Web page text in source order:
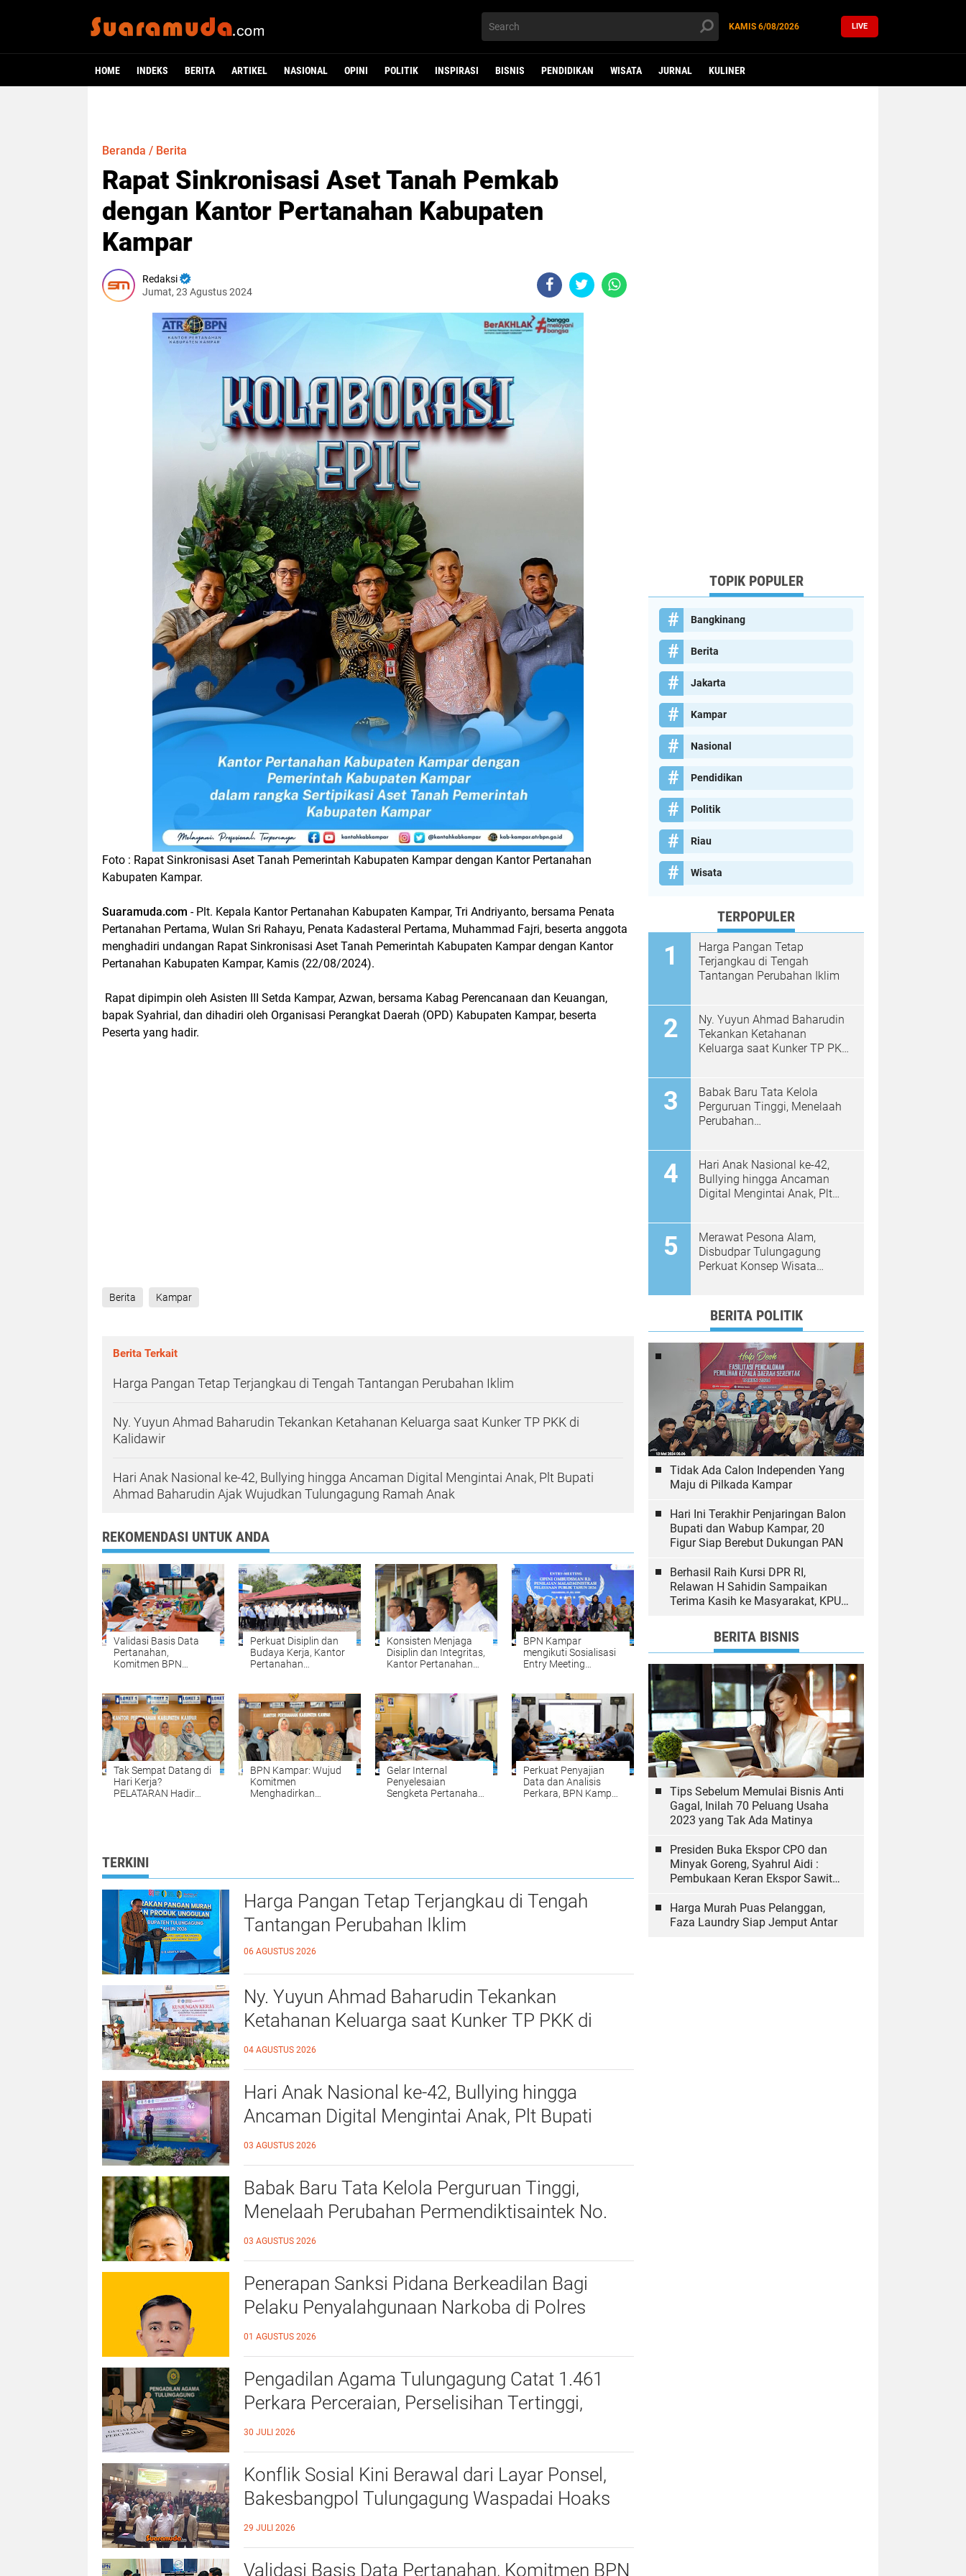
KAMIS 6/08/2026 LIVE
HOME INDEKS BERITA ARTIKEL NASIONAL OPINI POLITIK INSPIRASI BISNIS PENDIDIKAN WISATA JURNAL KULINER
Beranda / Berita
Rapat Sinkronisasi Aset Tanah Pemkab
dengan Kantor Pertanahan Kabupaten
Kampar
Redaksi
Jumat, 23 Agustus 2024
Foto : Rapat Sinkronisasi Aset Tanah Pemerintah Kabupaten Kampar dengan Kantor Pertanahan
Kabupaten Kampar.
Suaramuda.com - Plt. Kepala Kantor Pertanahan Kabupaten Kampar, Tri Andriyanto, bersama Penata
Pertanahan Pertama, Wulan Sri Rahayu, Penata Kadasteral Pertama, Muhammad Fajri, beserta anggota
menghadiri undangan Rapat Sinkronisasi Aset Tanah Pemerintah Kabupaten Kampar dengan Kantor
Pertanahan Kabupaten Kampar, Kamis (22/08/2024).
Rapat dipimpin oleh Asisten III Setda Kampar, Azwan, bersama Kabag Perencanaan dan Keuangan,
bapak Syahrial, dan dihadiri oleh Organisasi Perangkat Daerah (OPD) Kabupaten Kampar, beserta
Peserta yang hadir.
Berita Kampar
Berita Terkait
Harga Pangan Tetap Terjangkau di Tengah Tantangan Perubahan Iklim
Ny. Yuyun Ahmad Baharudin Tekankan Ketahanan Keluarga saat Kunker TP PKK di
Kalidawir
Hari Anak Nasional ke-42, Bullying hingga Ancaman Digital Mengintai Anak, Plt Bupati
Ahmad Baharudin Ajak Wujudkan Tulungagung Ramah Anak
REKOMENDASI UNTUK ANDA
Validasi Basis Data
Pertanahan,
Komitmen BPN
yang Tepat dan
Akurat Halo
Perkuat Disiplin dan
Budaya Kerja, Kantor
Pertanahan
sebagai Wujud
Komitmen
Meningkatkan
Kualitas Pelayanan
Konsisten Menjaga
Disiplin dan Integritas,
Kantor Pertanahan
sebagai Penguatan
Budaya Kerja
Organisasi
BPN Kampar
mengikuti Sosialisasi
Entry Meeting
2026 yang
diselenggarakan oleh
Ombudsman RI
Tak Sempat Datang di
Hari Kerja?
PELATARAN Hadir
BPN Kampar: Wujud
Komitmen
Menghadirkan
Gelar Internal
Penyelesaian
Sengketa Pertanahan:
Perkuat Penyajian
Data dan Analisis
Perkara, BPN Kampar
TERKINI
Harga Pangan Tetap Terjangkau di Tengah
Tantangan Perubahan Iklim
06 AGUSTUS 2026
Ny. Yuyun Ahmad Baharudin Tekankan
Ketahanan Keluarga saat Kunker TP PKK di
Kalidawir
04 AGUSTUS 2026
Hari Anak Nasional ke-42, Bullying hingga
Ancaman Digital Mengintai Anak, Plt Bupati
Ahmad Baharudin Ajak Wujudkan Tulungagung
Ramah Anak
03 AGUSTUS 2026
Babak Baru Tata Kelola Perguruan Tinggi,
Menelaah Perubahan Permendiktisaintek No.
39/2025 Menjadi No. 10/2026
03 AGUSTUS 2026
Penerapan Sanksi Pidana Berkeadilan Bagi
Pelaku Penyalahgunaan Narkoba di Polres
Kampar
01 AGUSTUS 2026
Pengadilan Agama Tulungagung Catat 1.461
Perkara Perceraian, Perselisihan Tertinggi,
Ekonomi dan Zina Jadi Alasan
30 JULI 2026
Konflik Sosial Kini Berawal dari Layar Ponsel,
Bakesbangpol Tulungagung Waspadai Hoaks
dan AI Deepfake
29 JULI 2026
Validasi Basis Data Pertanahan, Komitmen BPN
TOPIK POPULER
Bangkinang
Berita
Jakarta
Kampar
Nasional
Pendidikan
Politik
Riau
Wisata
TERPOPULER
Harga Pangan Tetap
Terjangkau di Tengah
Tantangan Perubahan Iklim
Ny. Yuyun Ahmad Baharudin
Tekankan Ketahanan
Keluarga saat Kunker TP PKK
Babak Baru Tata Kelola
Perguruan Tinggi, Menelaah
Perubahan
Hari Anak Nasional ke-42,
Bullying hingga Ancaman
Digital Mengintai Anak, Plt
Ramah Anak
Merawat Pesona Alam,
Disbudpar Tulungagung
Perkuat Konsep Wisata
BERITA POLITIK
Tidak Ada Calon Independen Yang
Maju di Pilkada Kampar
Hari Ini Terakhir Penjaringan Balon
Bupati dan Wabup Kampar, 20
Figur Siap Berebut Dukungan PAN
Berhasil Raih Kursi DPR RI,
Relawan H Sahidin Sampaikan
Terima Kasih ke Masyarakat, KPU
BERITA BISNIS
Tips Sebelum Memulai Bisnis Anti
Gagal, Inilah 70 Peluang Usaha
2023 yang Tak Ada Matinya
Presiden Buka Ekspor CPO dan
Minyak Goreng, Syahrul Aidi :
Pembukaan Keran Ekspor Sawit
Harga Murah Puas Pelanggan,
Faza Laundry Siap Jemput Antar